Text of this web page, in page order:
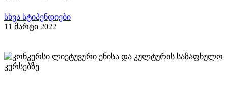
სხვა სტიპენდიები
11 მარტი 2022